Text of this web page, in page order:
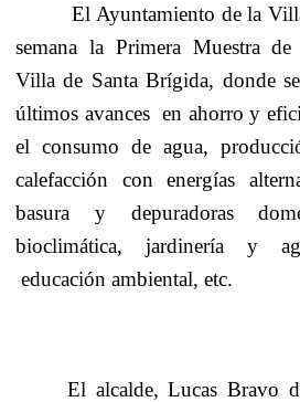
El Ayuntamiento de la
semana la Primera Muestrade
Villa de Santa Brígida, donde
últimos avances en ahorro y
el consumo de agua,
calefacción con energías
basura y depuradoras
bioclimática, jardinería y
educación ambiental, etc.
El alcalde, Lucas Bravo